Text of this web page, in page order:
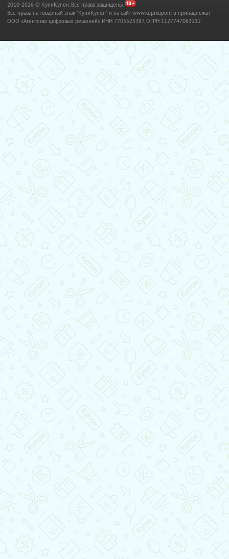
2010-2026 © КупиКупон. Все права защищены.
Все права на товарный знак "КупиКупон" и на сайт www.kupikupon.ru принадлежат
OOO «Агентство цифровых решений» ИНН 7705523387, ОГРН 1127747063212